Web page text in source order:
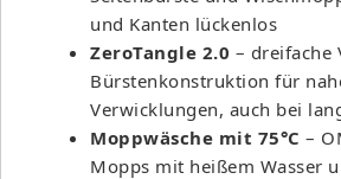
und Kanten lückenlos
ZeroTangle 2.0 – dreifache
Bürstenkonstruktion für
Verwicklungen, auch bei
Moppwäsche mit 75°C –
Mopps mit heißem Wasser